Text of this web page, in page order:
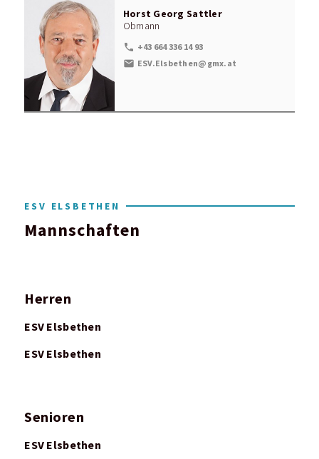
Horst Georg Sattler
Obmann
local_phone +43 664 336 14 93
mail ESV.Elsbethen@gmx.at
ESV ELSBETHEN
Mannschaften
Herren
ESV Elsbethen
ESV Elsbethen
Senioren
ESV Elsbethen